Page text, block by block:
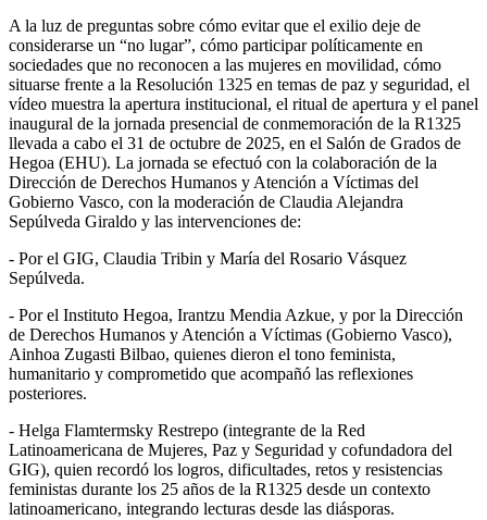
A la luz de preguntas sobre cómo evitar que el exilio deje de
considerarse un “no lugar”, cómo participar políticamente en
sociedades que no reconocen a las mujeres en movilidad, cómo
situarse frente a la Resolución 1325 en temas de paz y seguridad, el
vídeo muestra la apertura institucional, el ritual de apertura y el panel
inaugural de la jornada presencial de conmemoración de la R1325
llevada a cabo el 31 de octubre de 2025, en el Salón de Grados de
Hegoa (EHU). La jornada se efectuó con la colaboración de la
Dirección de Derechos Humanos y Atención a Víctimas del
Gobierno Vasco, con la moderación de Claudia Alejandra
Sepúlveda Giraldo y las intervenciones de:
- Por el GIG, Claudia Tribin y María del Rosario Vásquez
Sepúlveda.
- Por el Instituto Hegoa, Irantzu Mendia Azkue, y por la Dirección
de Derechos Humanos y Atención a Víctimas (Gobierno Vasco),
Ainhoa Zugasti Bilbao, quienes dieron el tono feminista,
humanitario y comprometido que acompañó las reflexiones
posteriores.
- Helga Flamtermsky Restrepo (integrante de la Red
Latinoamericana de Mujeres, Paz y Seguridad y cofundadora del
GIG), quien recordó los logros, dificultades, retos y resistencias
feministas durante los 25 años de la R1325 desde un contexto
latinoamericano, integrando lecturas desde las diásporas.